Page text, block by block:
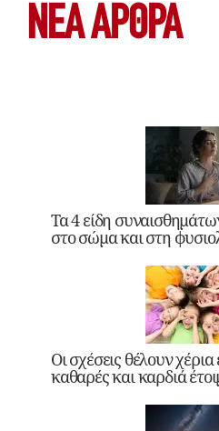
ΝΕΑ ΆΡΘΡΑ
Τα 4 είδη
στο σώμα και στη
Οι σχέσεις θέλουν
καθαρές και καρδιά